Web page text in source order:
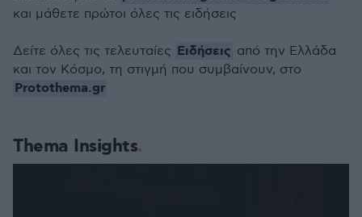
Thema Insights
και μάθετε πρώτοι όλες τις ειδήσεις
Δείτε όλες τις τελευταίες Ειδήσεις από την Ελλάδα
και τον Κόσμο, τη στιγμή που συμβαίνουν, στο
Protothema.gr